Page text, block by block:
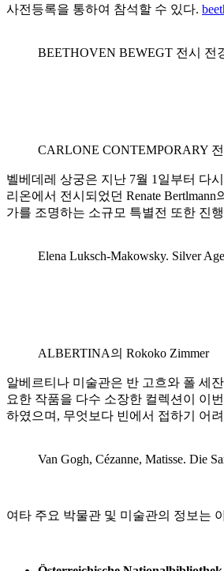
사전등록을 통하여 참석할 수 있다.
BEETHOVEN BEWEGT 전시 전
CARLONE CONTEMPORARY
벨베데레 상궁은 지난 7월 1일부터 다
리온에서 전시되었던 Renate
가를 조명하는 소규모 특별전 또한 진
Elena Luksch-Makowsky. Silver
ALBERTINA의 Rokoko Zimmer
알베르티나 미술관은 반 고흐와 폴 세
요한 작품을 다수 소장한 컬렉션이 이
하였으며, 무엇보다 빈에서 접하기 어
Van Gogh, Cézanne, Matisse. Die
여타 주요 박물관 및 미술관의 정보는